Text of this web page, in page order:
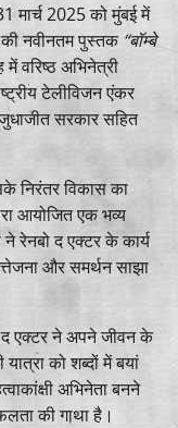
मार्च 2025 को मुंबई में
की नवीनतम पुस्तक “बॉम्बे
वरिष्ठ अभिनेत्री
टेलीविजन एंकर
सरकार सहित
निरंतर विकास का
आयोजित एक भव्य
रेनबो द एक्टर के कार्य
और समर्थन साझा
द एक्टर ने अपने जीवन के
को शब्दों में बयां
अभिनेता बनने
की गाथा है।